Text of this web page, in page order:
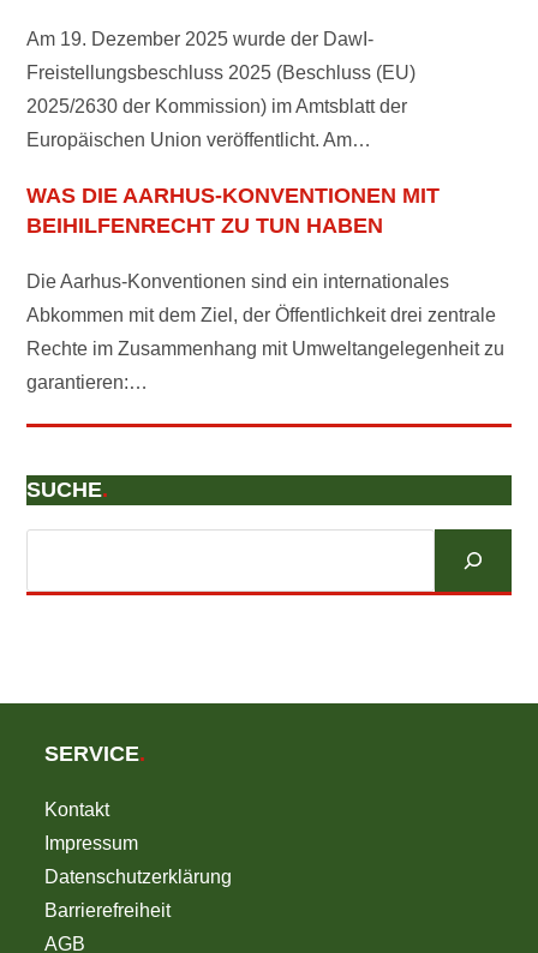
Am 19. Dezember 2025 wurde der DawI-
Freistellungsbeschluss 2025 (Beschluss (EU)
2025/2630 der Kommission) im Amtsblatt der
Europäischen Union veröffentlicht. Am…
WAS DIE AARHUS-KONVENTIONEN MIT
BEIHILFENRECHT ZU TUN HABEN
Die Aarhus-Konventionen sind ein internationales
Abkommen mit dem Ziel, der Öffentlichkeit drei zentrale
Rechte im Zusammenhang mit Umweltangelegenheit zu
garantieren:…
SUCHE.
SERVICE.
Kontakt
Impressum
Datenschutzerklärung
Barrierefreiheit
AGB